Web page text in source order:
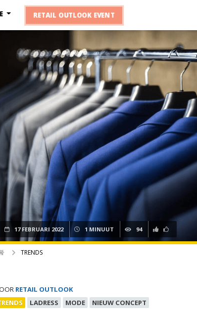
RETAIL OUTLOOK EVENT
17 FEBRUARI 2022 1 MINUUT 94
TRENDS
RETAIL OUTLOOK
LADRESS MODE NIEUW CONCEPT